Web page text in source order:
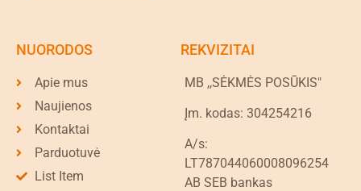
NUORODOS
Apie mus
Naujienos
Kontaktai
Parduotuvė
List Item
REKVIZITAI
MB ,,SĖKMĖS POSŪKIS"
Įm. kodas: 304254216
A/s:
LT787044060008096254
AB SEB bankas